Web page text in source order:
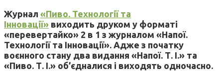
Журнал «Пиво. Технології та
Інновації» виходить друком у форматі
«перевертайко» 2 в 1 з журналом «Напої.
Технології та Інновації». Адже з початку
воєнного стану два видання «Напої. Т. І.» та
«Пиво. Т. І.» об’єдналися і виходять одночасно.